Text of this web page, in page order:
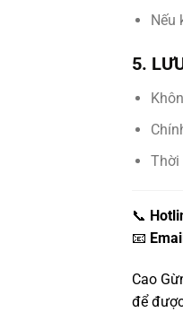
Nếu
5.
Thời
📞
📧
Cao
để